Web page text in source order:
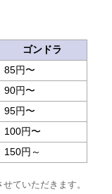
ゴンドラ
85円〜
90円〜
95円〜
100円〜
150円～
ていただきます。